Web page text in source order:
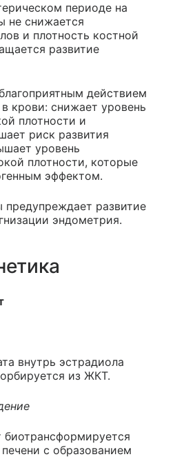
периоде на
не снижается
и плотность костной
развитие
действием
крови: снижает уровень
плотности и
риск развития
уровень
плотности, которые
эффектом.
развитие
эндометрия.
внутрь эстрадиола
из ЖКТ.
биотрансформируется
с образованием